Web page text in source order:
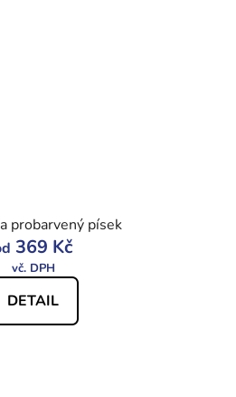
probarvený písek
369 Kč
DETAIL